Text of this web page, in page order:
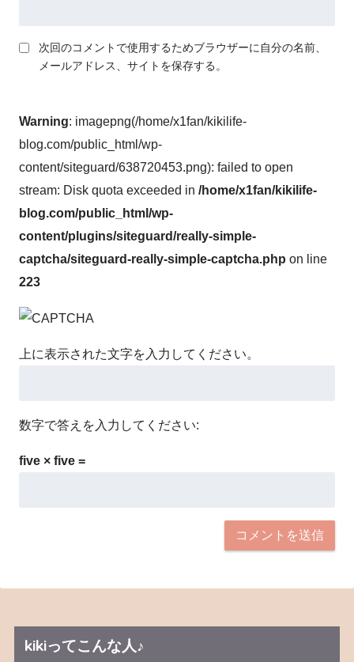
次回のコメントで使用するためブラウザーに自分の名前、
メールアドレス、サイトを保存する。
Warning: imagepng(/home/x1fan/kikilife-
blog.com/public_html/wp-
content/siteguard/638720453.png): failed to open
stream: Disk quota exceeded in /home/x1fan/kikilife-
blog.com/public_html/wp-
content/plugins/siteguard/really-simple-
captcha/siteguard-really-simple-captcha.php on line
223
上に表示された文字を入力してください。
数字で答えを入力してください:
five × five =
kikiってこんな人♪